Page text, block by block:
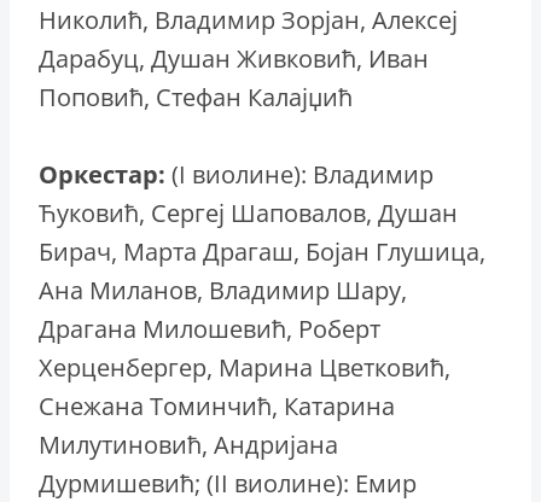
Николић, Владимир Зорјан, Алексеј
Дарабуц, Душан Живковић, Иван
Поповић, Стефан Калајџић
Оркестар: (I виолине): Владимир
Ћуковић, Сергеј Шаповалов, Душан
Бирач, Марта Драгаш, Бојан Глушица,
Ана Миланов, Владимир Шару,
Драгана Милошевић, Роберт
Херценбергер, Марина Цветковић,
Снежана Томинчић, Катарина
Милутиновић, Андријана
Дурмишевић; (II виолине): Емир